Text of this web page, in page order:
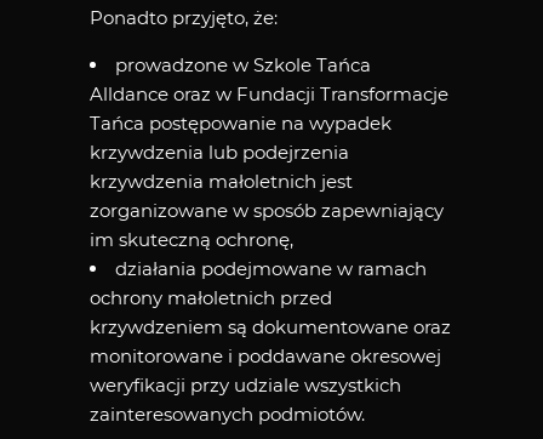
Ponadto przyjęto, że:
prowadzone w Szkole Tańca
Alldance oraz w Fundacji Transformacje
Tańca postępowanie na wypadek
krzywdzenia lub podejrzenia
krzywdzenia małoletnich jest
zorganizowane w sposób zapewniający
im skuteczną ochronę,
działania podejmowane w ramach
ochrony małoletnich przed
krzywdzeniem są dokumentowane oraz
monitorowane i poddawane okresowej
weryfikacji przy udziale wszystkich
zainteresowanych podmiotów.